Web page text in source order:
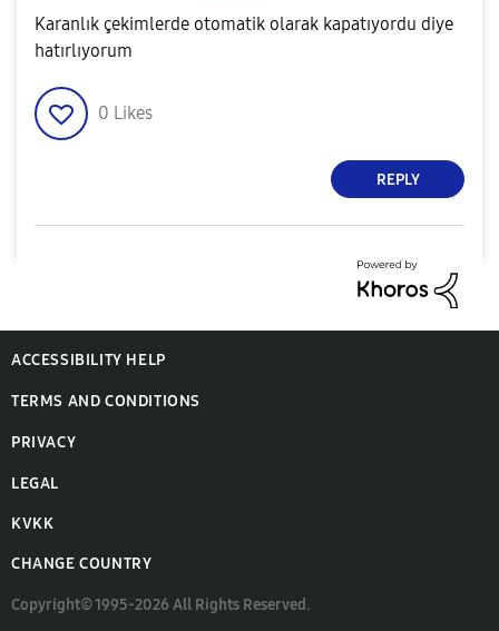
Karanlık çekimlerde otomatik olarak kapatıyordu diye
hatırlıyorum
0 Likes
REPLY
ACCESSIBILITY HELP
TERMS AND CONDITIONS
PRIVACY
LEGAL
KVKK
CHANGE COUNTRY
Copyright© 1995-2026 All Rights Reserved.